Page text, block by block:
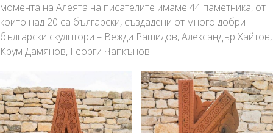
момента на Алеята на писателите имаме 44 паметника, от
които над 20 са български, създадени от много добри
български скулптори – Вежди Рашидов, Александър Хайтов,
Крум Дамянов, Георги Чапкънов.